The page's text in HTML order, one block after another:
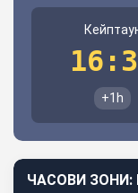
+1h
ЧАСОВИ ЗОНИ: